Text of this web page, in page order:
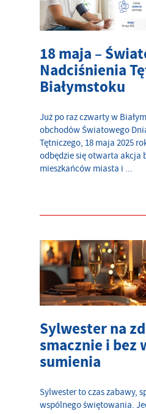
18 maja –
Nadciśnienia
Białymstoku
Już po raz czwarty w
obchodów Światowego
Tętniczego, 18 maja 2025
odbędzie się otwarta akcja
mieszkańców miasta i ...
Sylwester na
smacznie i bez
sumienia
Sylwester to czas zabawy,
wspólnego świętowania.